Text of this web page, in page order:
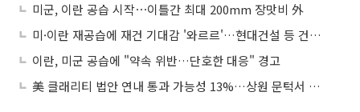
미군, 이란 공습 시작⋯이틀간 최대 200mm 장맛비 外
미·이란 재공습에 재건 기대감 '와르르'…현대건설 등 건설株 약세
이란, 미군 공습에 "약속 위반…단호한 대응" 경고
美 클래리티 법안 연내 통과 가능성 13%…상원 문턱서 제동